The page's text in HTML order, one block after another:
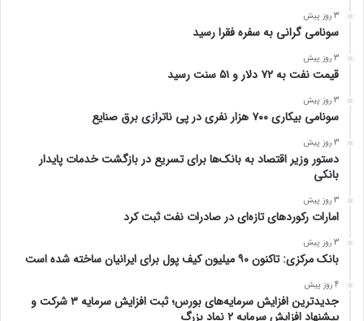
3 روز پیش
سونامی گرانی به سفره فقرا رسید
3 روز پیش
قیمت نفت به ۷۲ دلار و ۵۱ سنت رسید
3 روز پیش
سونامی بیکاری ۷۰۰ هزار نفری در پی ناترازی برق صنایع
3 روز پیش
دستور وزیر اقتصاد به بانک‌ها برای تسریع در بازگشت خدمات پایدار
بانکی
3 روز پیش
امارات رکورد‌های تازه‌ای در صادرات نفت ثبت کرد
3 روز پیش
بانک مرکزی: تاکنون ۹۰ میلیون کیف پول برای ایرانیان ساخته شده است
4 روز پیش
جدیدترین افزایش سرمایه‌های بورس؛ ثبت افزایش سرمایه ۳ شرکت و
پیشنهاد افزایش سرمایه ۲ نماد بزرگ